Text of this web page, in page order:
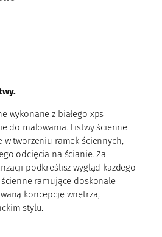
wykonane z białego xps
do malowania. Listwy ścienne
w tworzeniu ramek ściennych,
odcięcia na ścianie. Za
podkreślisz wygląd każdego
ramujące doskonale
koncepcję wnętrza,
stylu.